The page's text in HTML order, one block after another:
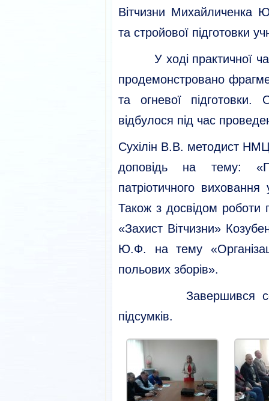
Вітчизни Михайличенка
та стройової підготовки
У ході практичної
продемонстровано
та огневої підготовки.
відбулося під час
Сухілін В.В. методист
доповідь на тему:
патріотичного
Також з досвідом роботи
«Захист Вітчизни»
Ю.Ф. на тему
польових зборів».
Завершився
підсумків.